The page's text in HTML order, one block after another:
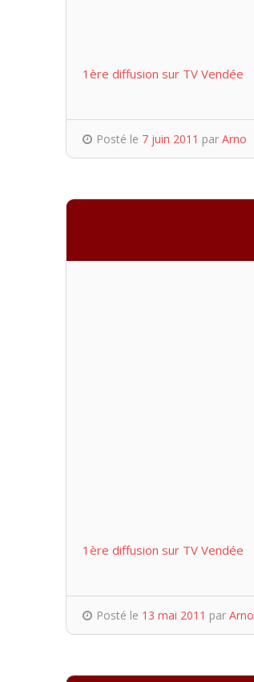
1ère diffusion sur TV Vendée
Posté le 7 juin 2011 par Arno
1ère diffusion sur TV Vendée
Posté le 13 mai 2011 par Arno